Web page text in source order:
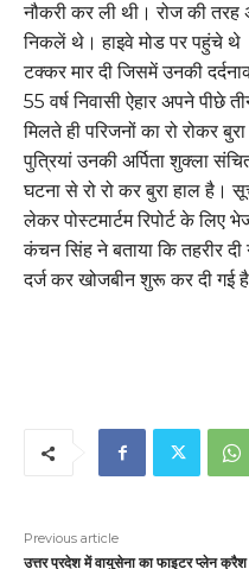
नौकरी कर ली थी। रोज की तरह
निकलें थे। हाइवे मोड पर पहुंचे थे
टक्कर मार दी जिसमें उनकी
55 वर्ष निवासी ऐहार अपने पीछे
मिलते ही परिजनों का रो रोकर
पुत्रियां उनकी अर्पिता शुक्ला
घटना से रो रो कर बुरा हाल है।
लेकर पोस्टमार्टम रिपोर्ट के लिए
कंचन सिंह ने बताया कि तहरीर
दर्ज कर खोजबीन शुरू कर दी गई
Previous article
उत्तर प्रदेश में वायुसेना का फाइटर प्लेन क्रैश